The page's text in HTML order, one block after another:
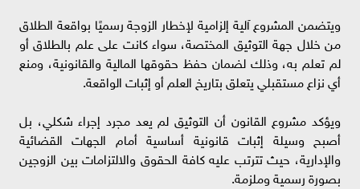
ويتضمن المشروع آلية إلزامية لإخطار الزوجة رسميًا بواقعة الطلاق
من خلال جهة التوثيق المختصة، سواء كانت على علم بالطلاق أو
لم تعلم به، وذلك لضمان حفظ حقوقها المالية والقانونية، ومنع
أي نزاع مستقبلي يتعلق بتاريخ العلم أو إثبات الواقعة.
ويؤكد مشروع القانون أن التوثيق لم يعد مجرد إجراء شكلي، بل
أصبح وسيلة إثبات قانونية أساسية أمام الجهات القضائية
والإدارية، حيث تترتب عليه كافة الحقوق والالتزامات بين الزوجين
بصورة رسمية وملزمة.